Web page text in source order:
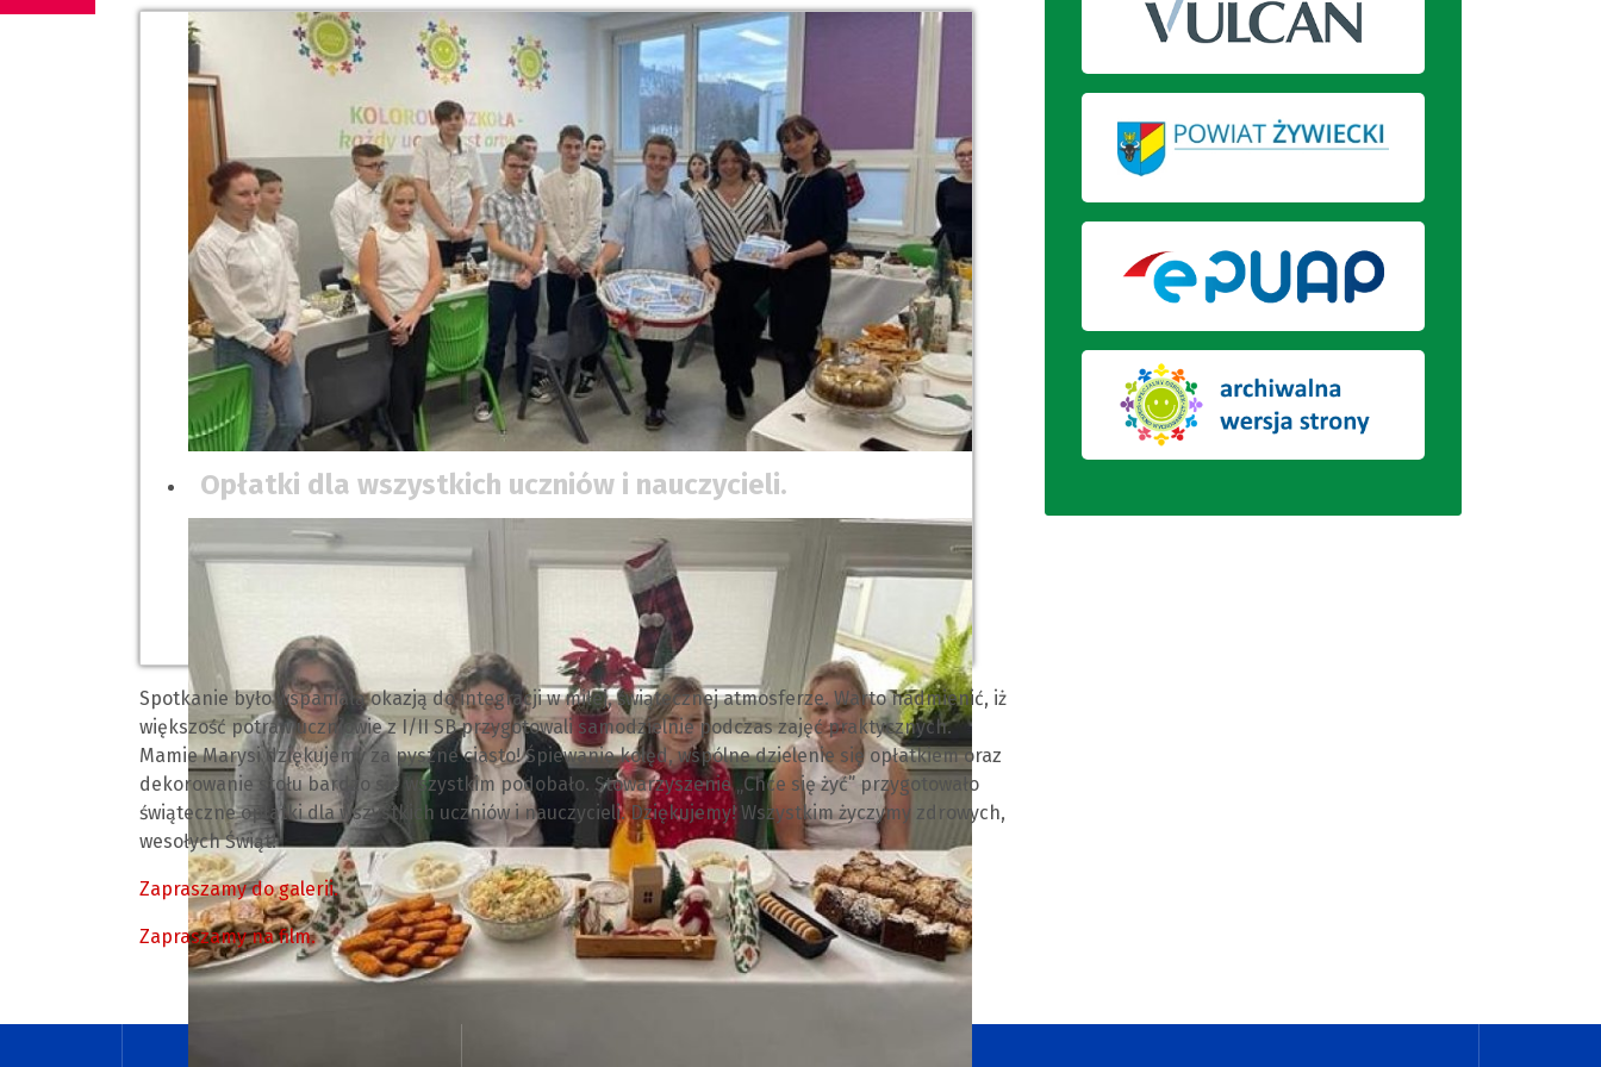
Opłatki dla wszystkich uczniów i nauczycieli.
Spotkanie było wspaniałą okazją do integracji w miłej, świątecznej atmosferze. Warto nadmienić, iż
większość potraw uczniowie z I/II SB przygotowali samodzielnie podczas zajęć praktycznych.
Mamie Marysi dziękujemy za pyszne ciasto! Śpiewanie kolęd, wspólne dzielenie się opłatkiem oraz
dekorowanie stołu bardzo się wszystkim podobało. Stowarzyszenie „Chce się żyć” przygotowało
świąteczne opłatki dla wszystkich uczniów i nauczycieli. Dziękujemy! Wszystkim życzymy zdrowych,
wesołych Świąt!
Zapraszamy do galerii.
Zapraszamy na film.